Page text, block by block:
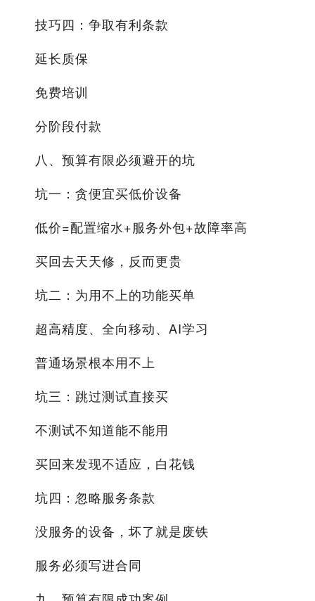
技巧四：争取有利条款
延长质保
免费培训
分阶段付款
八、预算有限必须避开的坑
坑一：贪便宜买低价设备
低价=配置缩水+服务外包+故障率高
买回去天天修，反而更贵
坑二：为用不上的功能买单
超高精度、全向移动、AI学习
普通场景根本用不上
坑三：跳过测试直接买
不测试不知道能不能用
买回来发现不适应，白花钱
坑四：忽略服务条款
没服务的设备，坏了就是废铁
服务必须写进合同